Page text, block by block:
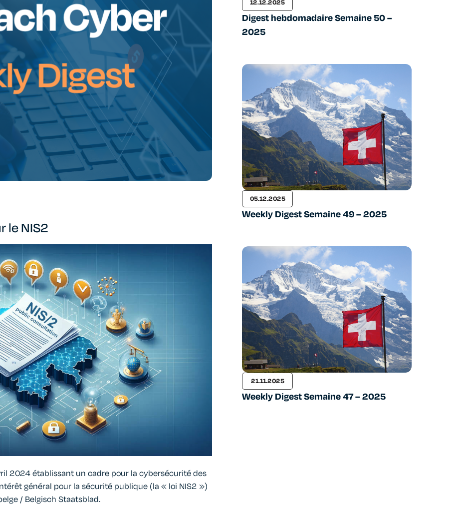
le NIS2
2024 établissant un cadre pour la cybersécurité des
général pour la sécurité publique (la « loi NIS2 »)
/ Belgisch Staatsblad.
12.12.2025
Digest hebdomadaire Semaine 50 –
2025
05.12.2025
Weekly Digest Semaine 49 – 2025
21.11.2025
Weekly Digest Semaine 47 – 2025